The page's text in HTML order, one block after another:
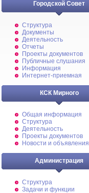
Городской Совет
Структура
Документы
Деятельность
Отчеты
Проекты документов
Публичные слушания
Информация
Интернет-приемная
КСК Мирного
Общая информация
Структура
Деятельность
Проекты документов
Новости и объявления
Администрация
Структура
Задачи и функции